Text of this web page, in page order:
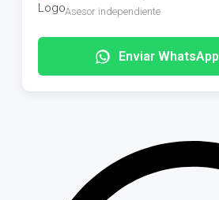
Asesor independiente
Enviar WhatsApp